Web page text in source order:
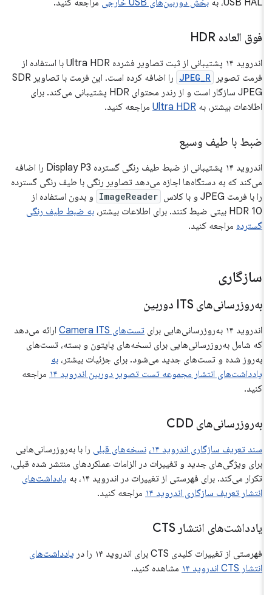
USB HAL، به بخش دوربین‌های USB خارجی مراجعه کنید.
فوق العاده HDR
اندروید ۱۴ پشتیبانی از ثبت تصاویر فشرده Ultra HDR با استفاده از
فرمت تصویر JPEG_R
را اضافه کرده است. این فرمت با تصاویر SDR
JPEG سازگار است و از رندر محتوای HDR پشتیبانی می‌کند. برای
اطلاعات بیشتر، بهUltra HDRمراجعه کنید.
ضبط با طیف وسیع
اندروید ۱۴ پشتیبانی از ضبط طیف رنگی گسترده Display P3 را اضافه
می‌کند که به دستگاه‌ها اجازه می‌دهد تصاویر رنگی با طیف رنگی گسترده
را با فرمت JPEG و با کلاس
ImageReader و بدون استفاده از
HDR 10 بیتی ضبط کنند. برای اطلاعات بیشتر،
به ضبط طیف رنگی
گستردهمراجعه کنید.
سازگاری
به‌روزرسانی‌های ITS دوربین
اندروید ۱۴ به‌روزرسانی‌هایی برای تست‌های Camera ITS
ارائه می‌دهد
که شامل به‌روزرسانی‌هایی برای نسخه‌های پایتون و بسته، تست‌های
به‌روز شده و تست‌های جدید می‌شود. برای جزئیات بیشتر،به
یادداشت‌های انتشار مجموعه تست تصویر دوربین اندروید ۱۴
مراجعه
کنید.
به‌روزرسانی‌های CDD
سند تعریف سازگاری اندروید ۱۴، نسخه‌های قبلیرا با به‌روزرسانی‌هایی
برای ویژگی‌های جدید و تغییرات در الزامات عملکردهای منتشر شده قبلی،
تکرار می‌کند. برای فهرستی از تغییرات در اندروید ۱۴، به
یادداشت‌های
انتشار تعریف سازگاری اندروید ۱۴
مراجعه کنید.
یادداشت‌های انتشار CTS
فهرستی از تغییرات کلیدی CTS برای اندروید ۱۴ را در
یادداشت‌های
انتشار CTS اندروید ۱۴
مشاهده کنید.